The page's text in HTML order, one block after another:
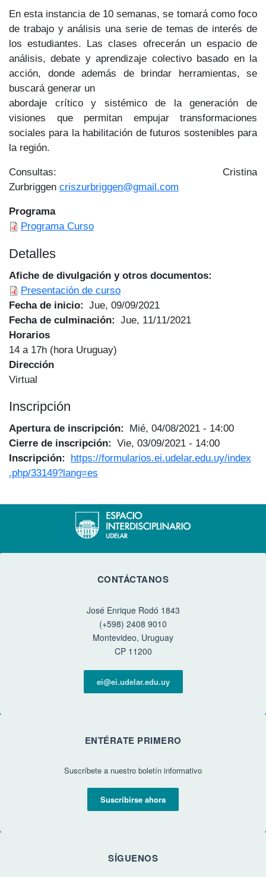
En esta instancia de 10 semanas, se tomará como foco
de trabajo y análisis una serie de temas de interés de
los estudiantes. Las clases ofrecerán un espacio de
análisis, debate y aprendizaje colectivo basado en la
acción, donde además de brindar herramientas, se
buscará generar un
abordaje crítico y sistémico de la generación de
visiones que permitan empujar transformaciones
sociales para la habilitación de futuros sostenibles para
la región.
Consultas: Cristina
Zurbriggen criszurbriggen@gmail.com
Programa
Programa Curso
Detalles
Afiche de divulgación y otros documentos
Presentación de curso
Fecha de inicio
Jue, 09/09/2021
Fecha de culminación
Jue, 11/11/2021
Horarios
14 a 17h (hora Uruguay)
Dirección
Virtual
Inscripción
Apertura de inscripción
Mié, 04/08/2021 - 14:00
Cierre de inscripción
Vie, 03/09/2021 - 14:00
Inscripción
https://formularios.ei.udelar.edu.uy/index
.php/33149?lang=es
CONTÁCTANOS
José Enrique Rodó 1843
(+598) 2408 9010
Montevideo, Uruguay
CP 11200
ei@ei.udelar.edu.uy
ENTÉRATE PRIMERO
Suscríbete a nuestro boletín informativo
Suscribirse ahora
SÍGUENOS